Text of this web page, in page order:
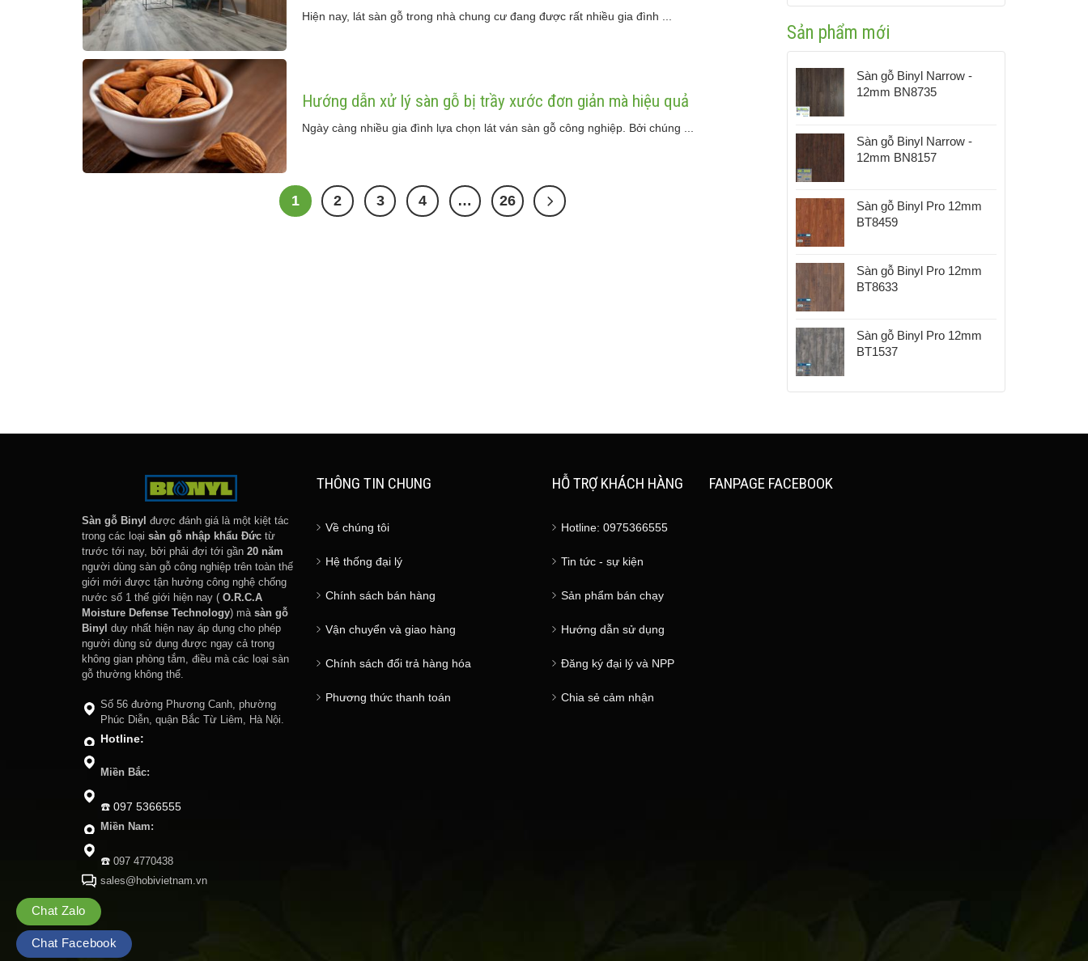
Hiện nay, lát sàn gỗ trong nhà chung cư đang được rất nhiều gia đình ...
Hướng dẫn xử lý sàn gỗ bị trầy xước đơn giản mà hiệu quả
Ngày càng nhiều gia đình lựa chọn lát ván sàn gỗ công nghiệp. Bởi chúng ...
1 2 3 4 … 26
Sản phẩm mới
Sàn gỗ Binyl Narrow -
12mm BN8735
Sàn gỗ Binyl Narrow -
12mm BN8157
Sàn gỗ Binyl Pro 12mm
BT8459
Sàn gỗ Binyl Pro 12mm
BT8633
Sàn gỗ Binyl Pro 12mm
BT1537
Sàn gỗ Binyl được đánh giá là một kiệt tác
trong các loại sàn gỗ nhập khẩu Đứctừ
trước tới nay, bởi phải đợi tới gần 20 năm
người dùng sàn gỗ công nghiệp trên toàn thế
giới mới được tận hưởng công nghệ chống
nước số 1 thế giới hiện nay ( O.R.C.A
Moisture Defense Technology) mà sàn gỗ
Binyl duy nhất hiện nay áp dụng cho phép
người dùng sử dụng được ngay cả trong
không gian phòng tắm, điều mà các loại sàn
gỗ thường không thể.
Số 56 đường Phương Canh, phường
Phúc Diễn, quận Bắc Từ Liêm, Hà Nội.
Hotline:
Miền Bắc:
☎️ 097 5366555
Miền Nam:
☎️ 097 4770438
sales@hobivietnam.vn
THÔNG TIN CHUNG
Về chúng tôi
Hệ thống đại lý
Chính sách bán hàng
Vận chuyển và giao hàng
Chính sách đổi trả hàng hóa
Phương thức thanh toán
HỖ TRỢ KHÁCH HÀNG
Hotline: 0975366555
Tin tức - sự kiện
Sản phẩm bán chạy
Hướng dẫn sử dụng
Đăng ký đại lý và NPP
Chia sẻ cảm nhận
FANPAGE FACEBOOK
Chat Zalo
Chat Facebook